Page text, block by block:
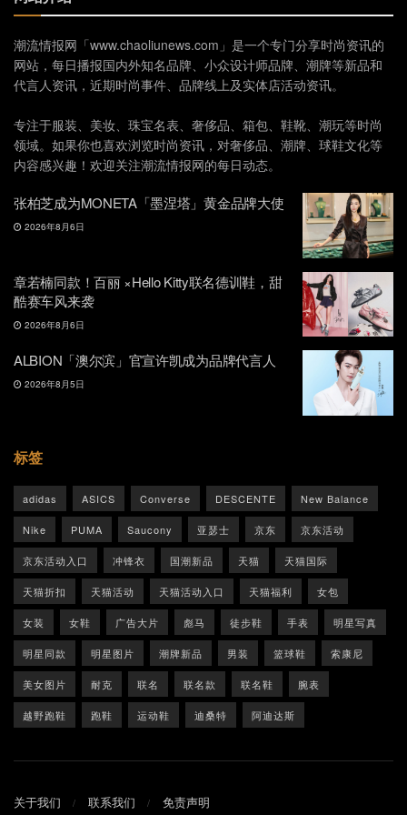
潮流情报网「www.chaoliunews.com」是一个专门分享时尚资讯的
网站，每日播报国内外知名品牌、小众设计师品牌、潮牌等新品和
代言人资讯，近期时尚事件、品牌线上及实体店活动资讯。
专注于服装、美妆、珠宝名表、奢侈品、箱包、鞋靴、潮玩等时尚
领域。如果你也喜欢浏览时尚资讯，对奢侈品、潮牌、球鞋文化等
内容感兴趣！欢迎关注潮流情报网的每日动态。
张柏芝成为MONETA「墨涅塔」黄金品牌大使
2026年8月6日
章若楠同款！百丽 ×Hello Kitty联名德训鞋，甜
酷赛车风来袭
2026年8月6日
ALBION「澳尔滨」官宣许凯成为品牌代言人
2026年8月5日
标签
adidas ASICS Converse DESCENTE New Balance
Nike PUMA Saucony 亚瑟士 京东 京东活动
京东活动入口 冲锋衣 国潮新品 天猫 天猫国际
天猫折扣 天猫活动 天猫活动入口 天猫福利 女包
女装 女鞋 广告大片 彪马 徒步鞋 手表 明星写真
明星同款 明星图片 潮牌新品 男装 篮球鞋 索康尼
美女图片 耐克 联名 联名款 联名鞋 腕表
越野跑鞋 跑鞋 运动鞋 迪桑特 阿迪达斯
关于我们 联系我们 免责声明